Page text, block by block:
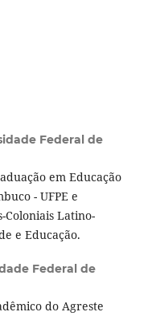
Federal de
em Educação
- UFPE e
Coloniais Latino-
e Educação.
Federal de
do Agreste